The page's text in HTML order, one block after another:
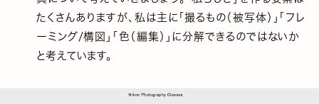
たくさんありますが、私は主に「撮るもの（被写体）」「フレ
ーミング/構図」「色（編集）」に分解できるのではないか
と考えています。